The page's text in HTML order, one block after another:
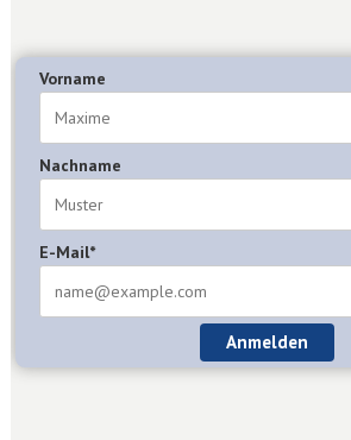
Vorname
Nachname
E-Mail*
Anmelden